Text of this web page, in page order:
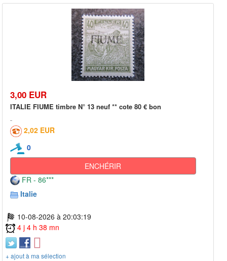
3,00 EUR
ITALIE FIUME timbre N° 13 neuf ** cote 80 € bon
2,02 EUR
0
ENCHÉRIR
FR - 86***
Italie
10-08-2026 à 20:03:19
4 j 4 h 38 mn
+ ajout à ma sélection